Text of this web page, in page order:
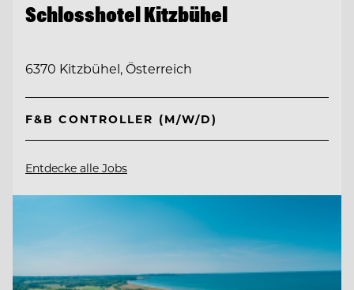
Schlosshotel Kitzbühel
6370 Kitzbühel, Österreich
F&B CONTROLLER (M/W/D)
Entdecke alle Jobs